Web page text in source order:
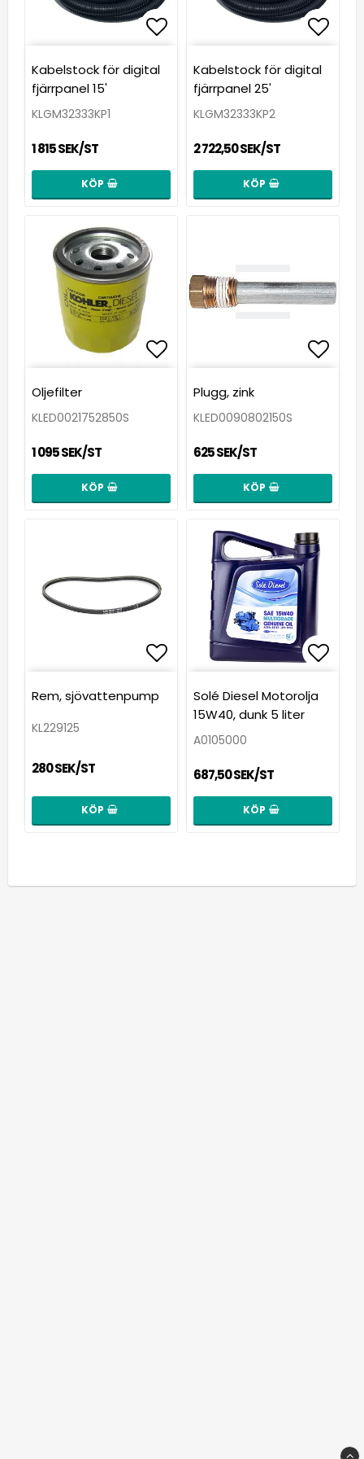
Lägg till i
Lägg till i
Kabelstock för digital
fjärrpanel 15'
KLGM32333KP1
1 815 SEK/ST
KÖP
Kabelstock för digital
fjärrpanel 25'
KLGM32333KP2
2 722,50 SEK/ST
KÖP
Lägg till i
Oljefilter
KLED0021752850S
1 095 SEK/ST
KÖP
Plugg, zink
KLED0090802150S
625 SEK/ST
KÖP
Lägg till i
Rem, sjövattenpump
KL229125
280 SEK/ST
KÖP
Solé Diesel Motorolja
15W40, dunk 5 liter
A0105000
687,50 SEK/ST
KÖP